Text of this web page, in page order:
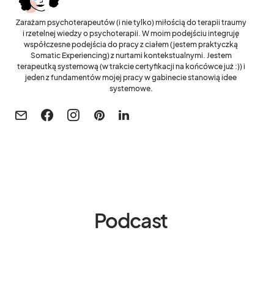
Zarażam psychoterapeutów (i nie tylko) miłością do terapii traumy
i rzetelnej wiedzy o psychoterapii. W moim podejściu integruję
współczesne podejścia do pracy z ciałem (jestem praktyczką
Somatic Experiencing) z nurtami kontekstualnymi. Jestem
terapeutką systemową (w trakcie certyfikacji na końcówce już :)) i
jeden z fundamentów mojej pracy w gabinecie stanowią idee
systemowe.
Podcast